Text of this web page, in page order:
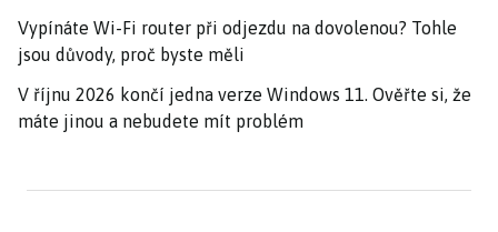
Vypínáte Wi-Fi router při odjezdu na dovolenou? Tohle
jsou důvody, proč byste měli
V říjnu 2026 končí jedna verze Windows 11. Ověřte si, že
máte jinou a nebudete mít problém